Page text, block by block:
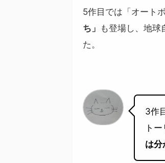
5作目では「オート
ち」 も登場し、地球
た。
3作
ト
は分